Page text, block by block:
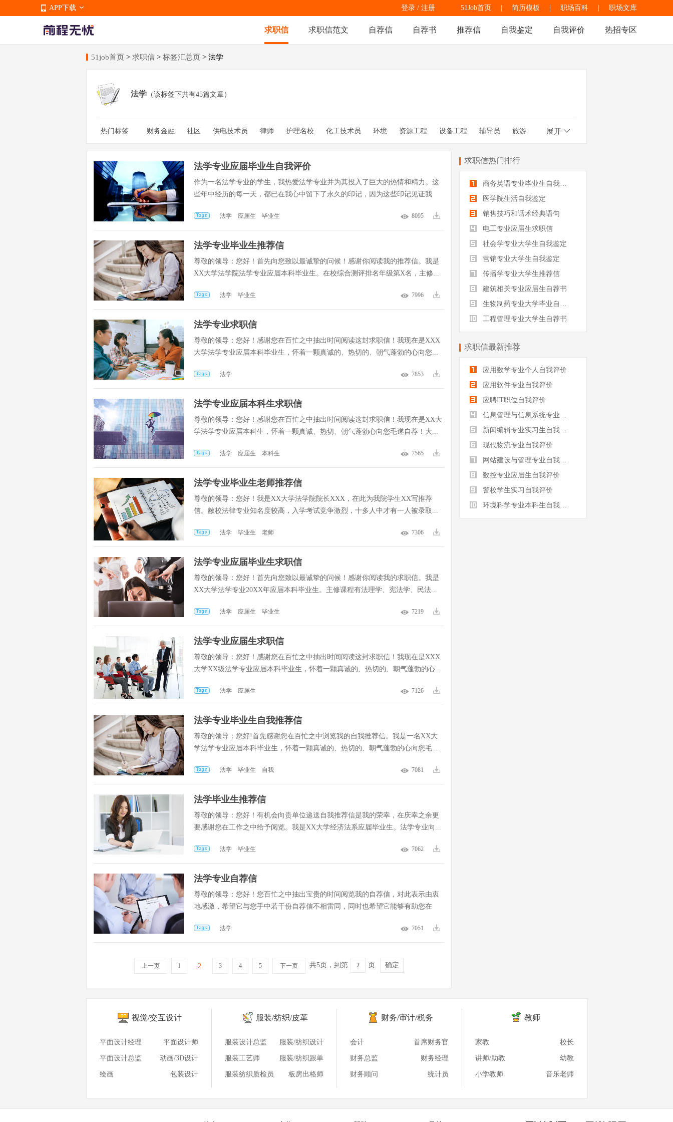
APP下载 51Job首页 简历模板 职场百科 职场文库
登录 / 注册
求职信 求职信范文 自荐信 自荐书 推荐信 自我鉴定 自我评价 热招专区
51job首页 > 求职信 > 标签汇总页 > 法学
法学 （该标签下共有45篇文章）
热门标签 财务金融 社区 供电技术员 律师 护理名校 化工技术员 环境 资源工程 设备工程 辅导员 旅游
总监助理 论文发表 骨科 呼吸内科 英语
展开
法学专业应届毕业生自我评价
作为一名法学专业的学生，我热爱法学专业并为其投入了巨大的热情和精力。这
些年中经历的每一天，都已在我心中留下了永久的印记，因为这些印记见证我
法学 应届生 毕业生 8095
法学专业毕业生推荐信
尊敬的领导：您好！首先向您致以最诚挚的问候！感谢你阅读我的推荐信。我是
XX大学法学院法学专业应届本科毕业生。在校综合测评排名年级第X名，主修...
法学 毕业生 7996
法学专业求职信
尊敬的领导：您好！感谢您在百忙之中抽出时间阅读这封求职信！我现在是XXX
大学法学专业应届本科毕业生，怀着一颗真诚的、热切的、朝气蓬勃的心向您...
法学 7853
法学专业应届本科生求职信
尊敬的领导：您好！感谢您在百忙之中抽出时间阅读这封求职信！我现在是XX大
学法学专业应届本科生，怀着一颗真诚、热切、朝气蓬勃心向您毛遂自荐！大...
法学 应届生 本科生 7565
法学专业毕业生老师推荐信
尊敬的领导：您好！我是XX大学法学院院长XXX，在此为我院学生XX写推荐
信。敝校法律专业知名度较高，入学考试竞争激烈，十多人中才有一人被录取...
法学 毕业生 老师 7306
法学专业应届毕业生求职信
尊敬的领导：您好！首先向您致以最诚挚的问候！感谢你阅读我的求职信。我是
XX大学法学专业20XX年应届本科毕业生。主修课程有法理学、宪法学、民法...
法学 应届生 毕业生 7219
法学专业应届生求职信
尊敬的领导：您好！感谢您在百忙之中抽出时间阅读这封求职信！我现在是XXX
大学XX级法学专业应届本科毕业生，怀着一颗真诚的、热切的、朝气蓬勃的心...
法学 应届生 7126
法学专业毕业生自我推荐信
尊敬的领导：您好!首先感谢您在百忙之中浏览我的自我推荐信。我是一名XX大
学法学专业应届本科毕业生，怀着一颗真诚的、热切的、朝气蓬勃的心向您毛...
法学 毕业生 自我 7081
法学毕业生推荐信
尊敬的领导：您好！有机会向贵单位递送自我推荐信是我的荣幸，在庆幸之余更
要感谢您在工作之中给予阅览。我是XX大学经济法系应届毕业生。法学专业向...
法学 毕业生 7062
法学专业自荐信
尊敬的领导：您好！您百忙之中抽出宝贵的时间阅览我的自荐信，对此表示由衷
地感激，希望它与您手中若干份自荐信不相雷同，同时也希望它能够有助您在
法学 7051
上一页 1 2 3 4 5 下一页 共5页，到第 页 确定
求职信热门排行
商务英语专业毕业生自我鉴定
医学院生活自我鉴定
销售技巧和话术经典语句
电工专业应届生求职信
社会学专业大学生自我鉴定
营销专业大学生自我鉴定
传播学专业大学生推荐信
建筑相关专业应届生自荐书
生物制药专业大学毕业自我评价
工程管理专业大学生自荐书
求职信最新推荐
应用数学专业个人自我评价
应用软件专业自我评价
应聘IT职位自我评价
信息管理与信息系统专业自我评价
新闻编辑专业实习生自我评价
现代物流专业自我评价
网站建设与管理专业自我评价
数控专业应届生自我评价
警校学生实习自我评价
环境科学专业本科生自我评价
视觉/交互设计
平面设计经理 平面设计师
平面设计总监 动画/3D设计
绘画 包装设计
服装/纺织/皮革
服装设计总监 服装/纺织设计
服装工艺师 服装/纺织跟单
服装纺织质检员 板房出格师
财务/审计/税务
会计 首席财务官
财务总监 财务经理
财务顾问 统计员
教师
家教 校长
讲师/助教 幼教
小学教师 音乐老师